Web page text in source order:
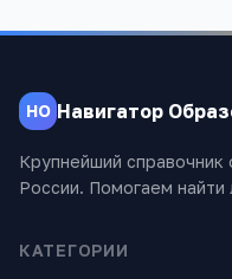
НО Навигатор
Крупнейший
России. Помогаем
КАТЕГОРИИ